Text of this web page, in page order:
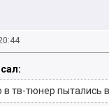
в тв-тюнер пытались